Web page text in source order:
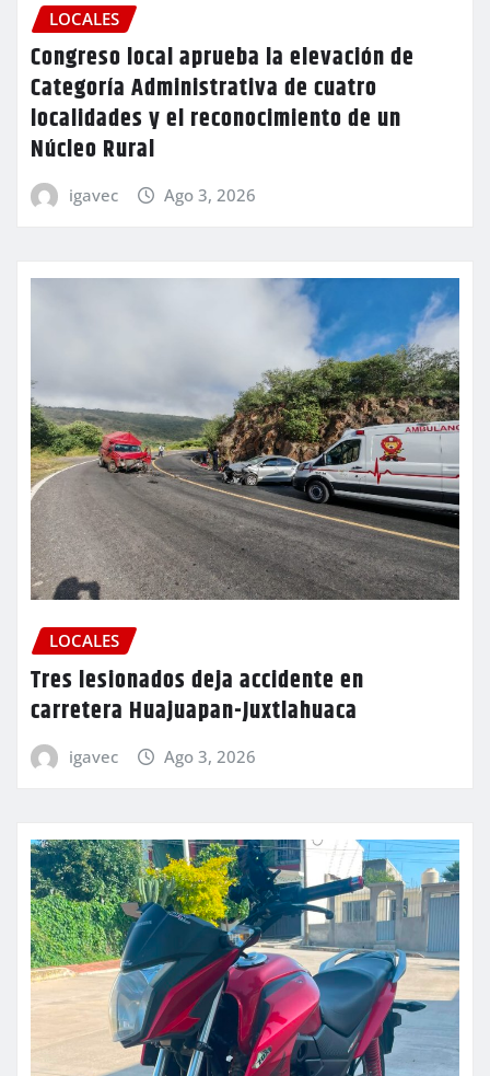
LOCALES
Congreso local aprueba la elevación de
Categoría Administrativa de cuatro
localidades y el reconocimiento de un
Núcleo Rural
igavec Ago 3, 2026
LOCALES
Tres lesionados deja accidente en
carretera Huajuapan-Juxtlahuaca
igavec Ago 3, 2026